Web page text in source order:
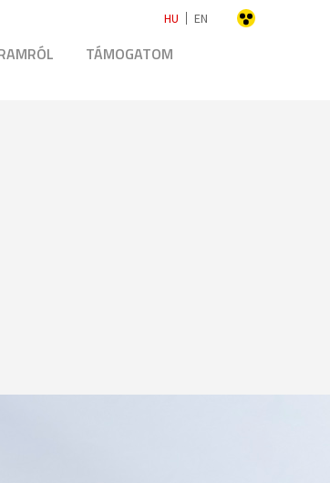
HU EN
TÁMOGATOM